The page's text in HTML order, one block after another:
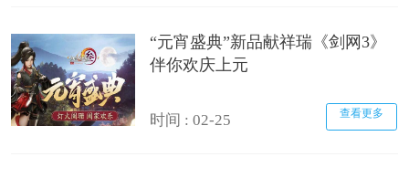
“元宵盛典”新品献祥瑞《剑网3》
伴你欢庆上元
时间 : 02-25 查看更多